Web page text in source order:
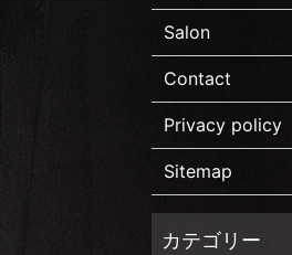
Salon
Contact
Privacy policy
Sitemap